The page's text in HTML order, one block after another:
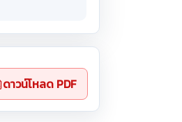
ดาวน์โหลด PDF